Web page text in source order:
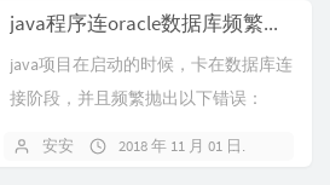
java程序连oracle数据库频繁出现Connection reset问题
java项目在启动的时候，卡在数据库连
接阶段，并且频繁抛出以下错误：
安安 2018 年 11 月 01 日